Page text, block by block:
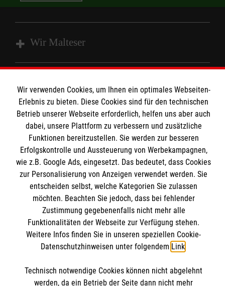
Wir Malteser
Angebote und Leistungen
Unsere Kurse
Mitarbeiten
Wir Malteser
Informationen
Kontakt
Pressestelle
Impressum
Datenschutz
Malteser online
Malteserorden
Malteser International
Sharepoint
Spendenkonto
Empfänger: Malteser Hilfsdienst e.V.
BIC: GENODED 1PA7
Soziale Netzwerke
Wir verwenden Cookies, um Ihnen ein optimales Webseiten-
Erlebnis zu bieten. Diese Cookies sind für den technischen
Betrieb unserer Webseite erforderlich, helfen uns aber auch
dabei, unsere Plattform zu verbessern und zusätzliche
Funktionen bereitzustellen. Sie werden zur besseren
Erfolgskontrolle und Aussteuerung von Werbekampagnen,
wie z.B. Google Ads, eingesetzt. Das bedeutet, dass Cookies
zur Personalisierung von Anzeigen verwendet werden. Sie
entscheiden selbst, welche Kategorien Sie zulassen
möchten. Beachten Sie jedoch, dass bei fehlender
Zustimmung gegebenenfalls nicht mehr alle
Funktionalitäten der Webseite zur Verfügung stehen.
Weitere Infos finden Sie in unseren speziellen Cookie-
Datenschutzhinweisen unter folgendem Link.
Technisch notwendige Cookies können nicht abgelehnt
werden, da ein Betrieb der Seite dann nicht mehr